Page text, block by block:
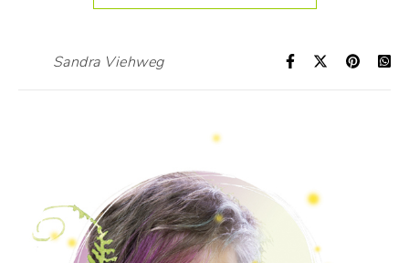
Sandra Viehweg